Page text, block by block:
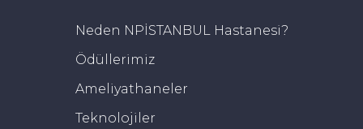
Meyvenin kabuğu da kendisi gibi pek çok
içeriğe sahiptir. Bazı araştırma ve incelemeler
bulunduğu ve kronik hastalıklarla birlikte pek
Neden NPİSTANBUL Hastanesi?
Ödüllerimiz
Ameliyathaneler
Teknolojiler